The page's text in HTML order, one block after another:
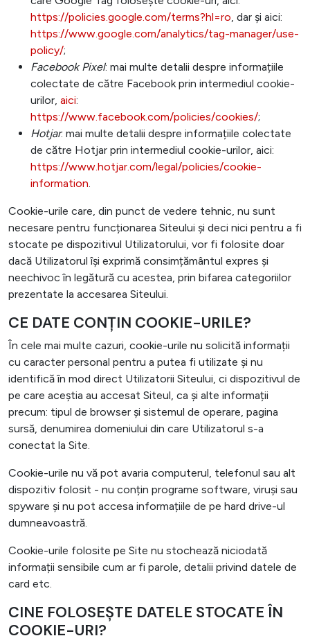
https://policies.google.com/terms?hl=ro, dar și aici:
https://www.google.com/analytics/tag-manager/use-
policy/;
Facebook Pixel: mai multe detalii despre informațiile
colectate de către Facebook prin intermediul cookie-
urilor, aici:
https://www.facebook.com/policies/cookies/;
Hotjar: mai multe detalii despre informațiile colectate
de către Hotjar prin intermediul cookie-urilor, aici:
https://www.hotjar.com/legal/policies/cookie-
information.
Cookie-urile care, din punct de vedere tehnic, nu sunt
necesare pentru funcționarea Siteului și deci nici pentru a fi
stocate pe dispozitivul Utilizatorului, vor fi folosite doar
dacă Utilizatorul își exprimă consimțământul expres și
neechivoc în legătură cu acestea, prin bifarea categoriilor
prezentate la accesarea Siteului.
CE DATE CONȚIN COOKIE-URILE?
În cele mai multe cazuri, cookie-urile nu solicită informații
cu caracter personal pentru a putea fi utilizate și nu
identifică în mod direct Utilizatorii Siteului, ci dispozitivul de
pe care aceștia au accesat Siteul, ca și alte informații
precum: tipul de browser și sistemul de operare, pagina
sursă, denumirea domeniului din care Utilizatorul s-a
conectat la Site.
Cookie-urile nu vă pot avaria computerul, telefonul sau alt
dispozitiv folosit - nu conțin programe software, viruși sau
spyware și nu pot accesa informațiile de pe hard drive-ul
dumneavoastră.
Cookie-urile folosite pe Site nu stochează niciodată
informații sensibile cum ar fi parole, detalii privind datele de
card etc.
CINE FOLOSEȘTE DATELE STOCATE ÎN
COOKIE-URI?